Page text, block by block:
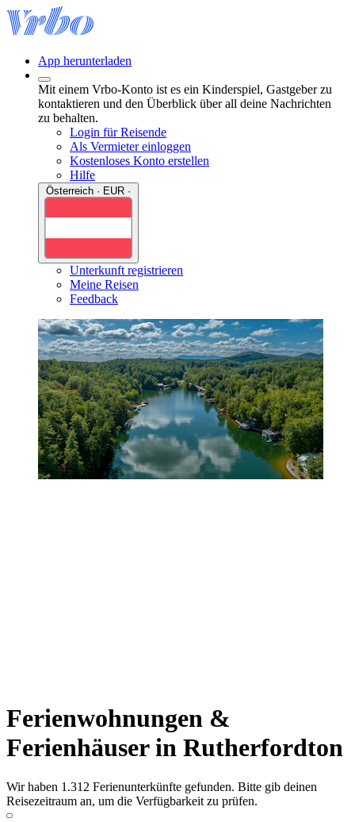
App herunterladen
Mit einem Vrbo-Konto ist es ein Kinderspiel, Gastgeber zu
kontaktieren und den Überblick über all deine Nachrichten
zu behalten.
Login für Reisende
Als Vermieter einloggen
Kostenloses Konto erstellen
Hilfe
Unterkunft registrieren
Meine Reisen
Feedback
Ferienwohnungen &
Ferienhäuser in Rutherfordton
Wir haben 1.312 Ferienunterkünfte gefunden. Bitte gib deinen
Reisezeitraum an, um die Verfügbarkeit zu prüfen.